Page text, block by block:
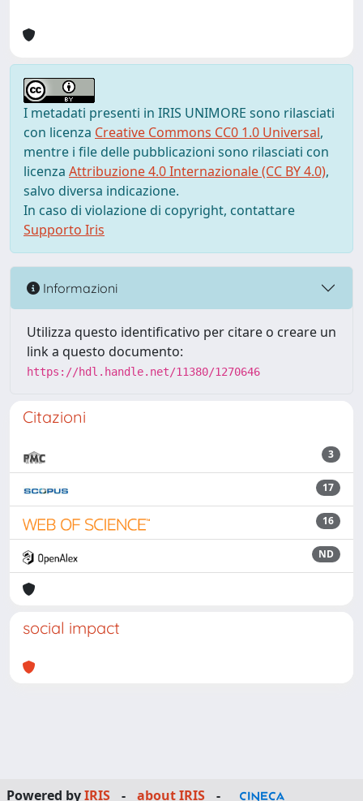
I metadati presenti in IRIS UNIMORE sono rilasciati
con licenza Creative Commons CC0 1.0 Universal,
mentre i file delle pubblicazioni sono rilasciati con
licenza Attribuzione 4.0 Internazionale (CC BY 4.0),
salvo diversa indicazione.
In caso di violazione di copyright, contattare
Supporto Iris
Informazioni
Utilizza questo identificativo per citare o creare un
link a questo documento:
https://hdl.handle.net/11380/1270646
Citazioni
3
17
16
ND
social impact
Powered byIRIS - about IRIS -